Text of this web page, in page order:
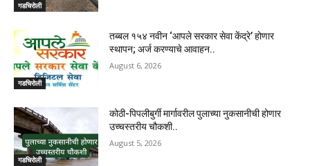
गडचिरोली
गडचिरोली
तब्बल १५४ नवीन ‘आपले सरकार सेवा केंद्रे’ होणार
स्थापन; अर्ज करण्याचे आवाहन..
August 6, 2026
गडचिरोली
कोठी-पिपलीबुर्गी मार्गावरील पुलाच्या नुकसानीची होणार
उच्चस्तरीय चौकशी..
August 5, 2026